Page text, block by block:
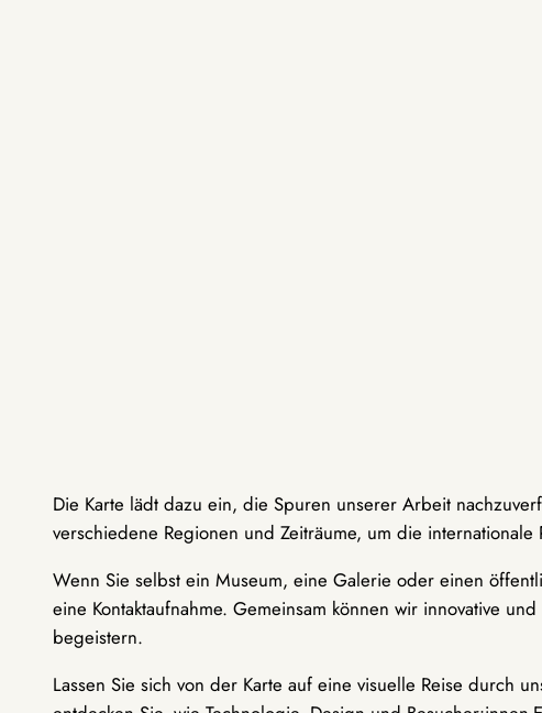
Die Karte lädt dazu ein, die Spuren unserer Arbeit
verschiedene Regionen und Zeiträume, um die
Wenn Sie selbst ein Museum, eine Galerie oder einen
eine Kontaktaufnahme. Gemeinsam können wir innovative
begeistern.
Lassen Sie sich von der Karte auf eine visuelle Reise durch